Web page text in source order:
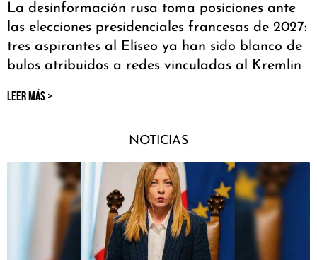
La desinformación rusa toma posiciones ante
las elecciones presidenciales francesas de 2027:
tres aspirantes al Elíseo ya han sido blanco de
bulos atribuidos a redes vinculadas al Kremlin
LEER MÁS >
NOTICIAS